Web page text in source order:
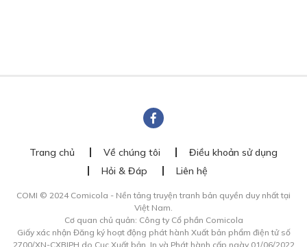
Trang chủ Về chúng tôi
Điều khoản sử dụng
Hỏi & Đáp
Liên hệ
COMI © 2024 Comicola - Nền tảng truyện tranh bản quyền duy nhất tại
Việt Nam.
Cơ quan chủ quản: Công ty Cổ phần Comicola
Giấy xác nhận Đăng ký hoạt động phát hành Xuất bản phẩm điện tử số
2700/XN-CXBIPH do Cục Xuất bản, In và Phát hành cấp ngày 01/06/2022